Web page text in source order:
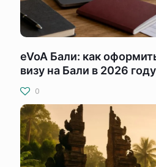
eVoA Бали: как
визу на Бали в 2026 году
0